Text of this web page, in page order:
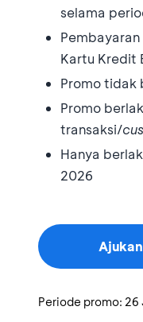
selama
Pembayaran
Kartu Kredit
Promo tidak
Promo
transaksi/
Hanya
2026
Periode promo: 26